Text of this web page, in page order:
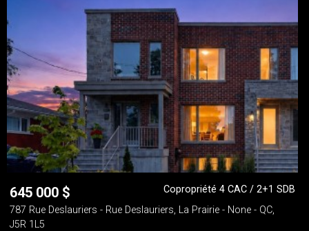
645 000 $
Copropriété 4 CAC / 2+1 SDB
787 Rue Deslauriers - Rue Deslauriers, La Prairie - None - QC,
J5R 1L5